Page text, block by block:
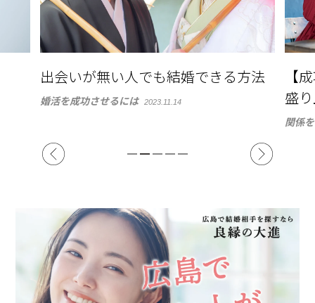
出会いが無い人でも結婚できる方法
婚活を成功させるには 2023.11.14
【
盛
関係